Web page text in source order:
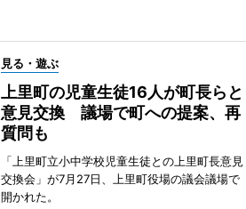
見る・遊ぶ
上里町の児童生徒16人が町長らと
意見交換 議場で町への提案、再
質問も
「上里町立小中学校児童生徒との上里町長意見
交換会」が7月27日、上里町役場の議会議場で
開かれた。